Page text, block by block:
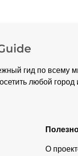
гид по всему
любой город
О